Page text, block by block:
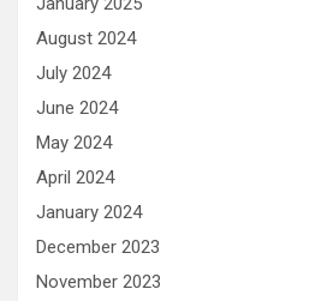
August 2024
July 2024
June 2024
May 2024
April 2024
January 2024
December 2023
November 2023